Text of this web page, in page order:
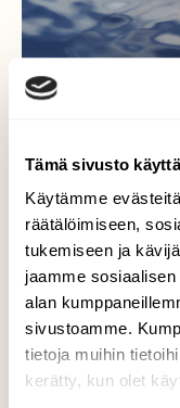
Tämä sivusto
Käytämme
räätälöimiseen,
tukemiseen ja
jaamme
alan
sivustoamme.
tietoja muihin
kerätty, kun olet
Valokuvaaja: Arja